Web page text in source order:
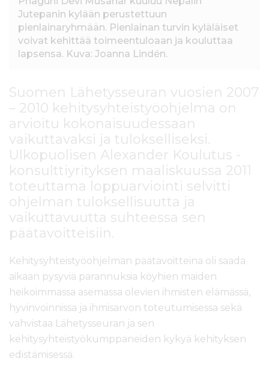
Jutepanin kylään perustettuun
pienlainaryhmään. Pienlainan turvin kyläläiset
voivat kehittää toimeentuloaan ja kouluttaa
lapsensa. Kuva: Joanna Lindén.
Suomen Lähetysseuran vuosien 2007
– 2010 kehitysyhteistyöohjelma on
arvioitu kokonaisuudessaan
vaikuttavaksi ja tulokselliseksi.
Ulkopuolisen Alexander Koulutus -
konsulttiyrityksen maaliskuussa 2011
toteuttama loppuarviointi selvitti
ohjelman tuloksellisuutta ja
vaikuttavuutta suhteessa sen
päätavoitteisiin.
Kehitysyhteistyöohjelman päätavoitteina oli saada
aikaan pysyviä parannuksia köyhien maiden
heikoimmassa asemassa olevien ihmisten elämässä,
hyvinvoinnissa ja ihmisarvon toteutumisessa sekä
vahvistaa Lähetysseuran ja sen
kehitysyhteistyökumppaneiden kykyä kehityksen
edistämisessä.